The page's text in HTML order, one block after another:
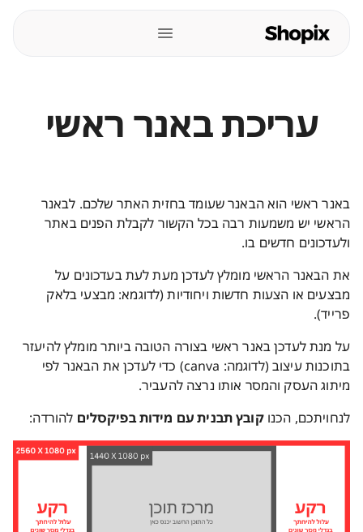
עריכת באנר ראשי
באנר ראשי הוא הבאנר שעומד בחזית האתר שלכם. לבאנר
הראשי יש משמעות רבה בכל הקשור לקבלת הפנים באתר
ולעדכונים חדשים בו.
את הבאנר הראשי מומלץ לעדכן מעת לעת בעדכונים על
מבצעים או הצעות חדשות ויחודיות (לדוגמא: מבצעי בלאק
פרייד).
על מנת לעדכן באנר ראשי בצורה הטובה ביותר מומלץ להיעזר
בתוכנות עיצוב (לדוגמה: canva) כדי לעדכן את הבאנר לפי
מיתוג העסק והמסר אותו נרצה להעביר.
לנחויתכם, הכנוקובץ תבנית עם מידות בפיקסלים להורדה: